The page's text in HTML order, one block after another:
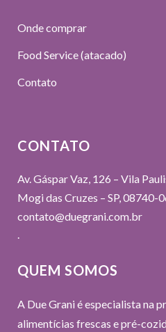
Onde comprar
Food Service (atacado)
Contato
CONTATO
Av. Gáspar Vaz, 126 – Vila
Mogi das Cruzes – SP, 08740-
contato@duegrani.com.br
.
QUEM SOMOS
A Due Grani é especialista na
alimentícias frescas e pré-